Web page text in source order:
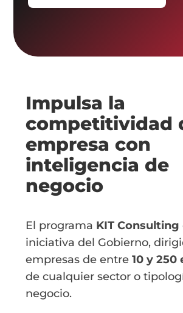
Impulsa la
competitividad
empresa con
inteligencia de
negocio
El programa KIT Consulting
iniciativa del Gobierno,
empresas de entre10 y 250
de cualquier sector o
negocio.